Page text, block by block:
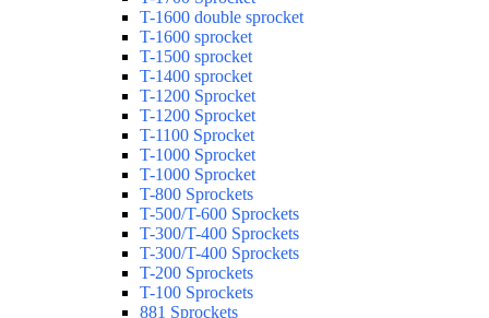
T-1600 double sprocket
T-1600 sprocket
T-1500 sprocket
T-1400 sprocket
T-1200 Sprocket
T-1200 Sprocket
T-1100 Sprocket
T-1000 Sprocket
T-1000 Sprocket
T-800 Sprockets
T-500/T-600 Sprockets
T-300/T-400 Sprockets
T-300/T-400 Sprockets
T-200 Sprockets
T-100 Sprockets
881 Sprockets